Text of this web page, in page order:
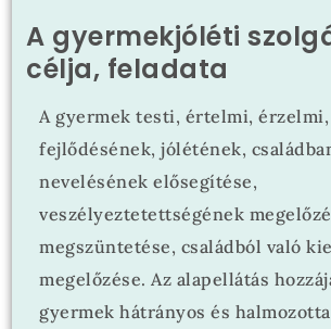
A gyermekjóléti
célja, feladata
A gyermek testi, értelmi,
fejlődésének, jólétének,
nevelésének elősegítése,
veszélyeztetettségének
megszüntetése, családból való
megelőzése. Az alapellátás
gyermek hátrányos és